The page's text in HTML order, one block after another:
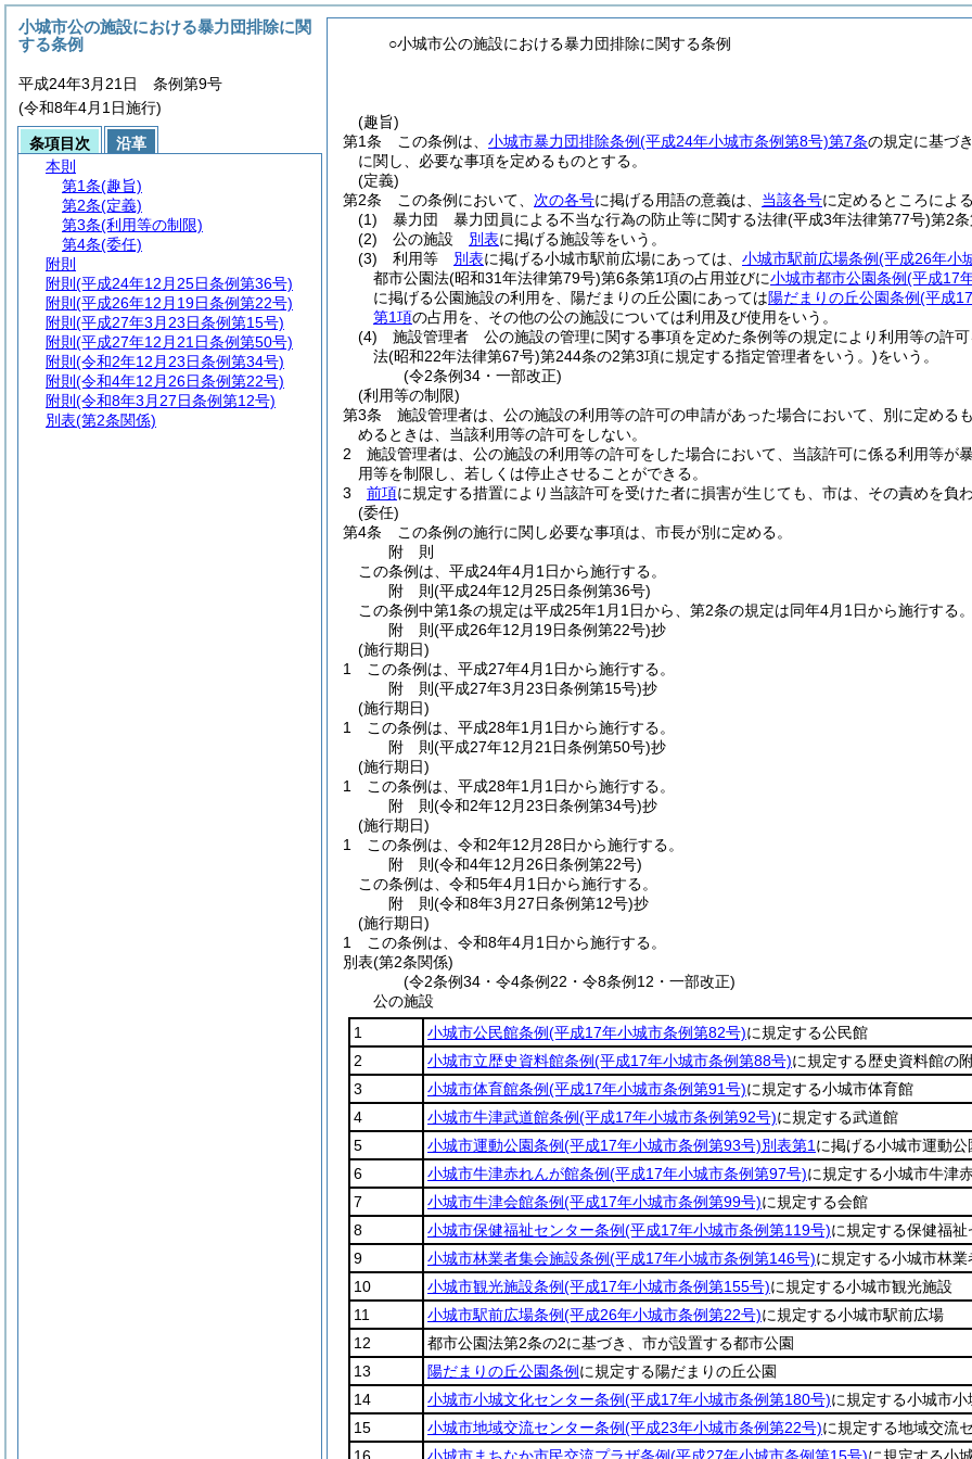
○小城市公の施設における暴力団排除に関する条例
(趣旨)
第1条
この条例は、 小城市暴力団排除条例(平成24年小城市条例第8号)第7条の規定に基づ
に関し、必要な事項を定めるものとする。
(定義)
第2条
この条例において、 次の各号に掲げる用語の意義は、 当該各号に定めるところによる
(1)
暴力団 暴力団員による不当な行為の防止等に関する法律(平成3年法律第77号)第2条
(2)
公の施設 別表に掲げる施設等をいう。
(3)
利用等 別表に掲げる小城市駅前広場にあっては、 小城市駅前広場条例(平成26年小
都市公園法(昭和31年法律第79号)第6条第1項の占用並びに小城市都市公園条例(平成17
に掲げる公園施設の利用を、陽だまりの丘公園にあっては陽だまりの丘公園条例(平成
第1項の占用を、その他の公の施設については利用及び使用をいう。
(4)
施設管理者 公の施設の管理に関する事項を定めた条例等の規定により利用等の許
法(昭和22年法律第67号)第244条の2第3項に規定する指定管理者をいう。)をいう。
(令2条例34・一部改正)
(利用等の制限)
第3条
施設管理者は、公の施設の利用等の許可の申請があった場合において、別に定め
めるときは、当該利用等の許可をしない。
2
施設管理者は、公の施設の利用等の許可をした場合において、当該許可に係る利用等が
用等を制限し、若しくは停止させることができる。
3
前項に規定する措置により当該許可を受けた者に損害が生じても、市は、その責めを負わ
(委任)
第4条
この条例の施行に関し必要な事項は、市長が別に定める。
附 則
この条例は、平成24年4月1日から施行する。
附 則(平成24年12月25日条例第36号)
この条例中第1条の規定は平成25年1月1日から、第2条の規定は同年4月1日から施行する。
附 則(平成26年12月19日条例第22号)抄
(施行期日)
1
この条例は、平成27年4月1日から施行する。
附 則(平成27年3月23日条例第15号)抄
(施行期日)
1
この条例は、平成28年1月1日から施行する。
附 則(平成27年12月21日条例第50号)抄
(施行期日)
1
この条例は、平成28年1月1日から施行する。
附 則(令和2年12月23日条例第34号)抄
(施行期日)
1
この条例は、令和2年12月28日から施行する。
附 則(令和4年12月26日条例第22号)
この条例は、令和5年4月1日から施行する。
附 則(令和8年3月27日条例第12号)抄
(施行期日)
1
この条例は、令和8年4月1日から施行する。
別表(第2条関係)
(令2条例34・令4条例22・令8条例12・一部改正)
公の施設
1
小城市公民館条例(平成17年小城市条例第82号)に規定する公民館
2
小城市立歴史資料館条例(平成17年小城市条例第88号)に規定する歴史資料館の
3
小城市体育館条例(平成17年小城市条例第91号)に規定する小城市体育館
4
小城市牛津武道館条例(平成17年小城市条例第92号)に規定する武道館
5
小城市運動公園条例(平成17年小城市条例第93号)別表第1 に掲げる小城市運動公
6
小城市牛津赤れんが館条例(平成17年小城市条例第97号)に規定する小城市牛津
7
小城市牛津会館条例(平成17年小城市条例第99号)に規定する会館
8
小城市保健福祉センター条例(平成17年小城市条例第119号)に規定する保健福祉
9
小城市林業者集会施設条例(平成17年小城市条例第146号)に規定する小城市林業
10
小城市観光施設条例(平成17年小城市条例第155号)に規定する小城市観光施設
11
小城市駅前広場条例(平成26年小城市条例第22号)に規定する小城市駅前広場
12
都市公園法第2条の2に基づき、市が設置する都市公園
13
陽だまりの丘公園条例 に規定する陽だまりの丘公園
14
小城市小城文化センター条例(平成17年小城市条例第180号)に規定する小城市
15
小城市地域交流センター条例(平成23年小城市条例第22号)に規定する地域交流
小城市公の施設における暴力団排除に関
する条例
平成24年3月21日 条例第9号
(令和8年4月1日施行)
条項目次
沿革
本則
第1条(趣旨)
第2条(定義)
第3条(利用等の制限)
第4条(委任)
附則
附則 (平成24年12月25日条例第36号)
附則 (平成26年12月19日条例第22号)
附則 (平成27年3月23日条例第15号)
附則 (平成27年12月21日条例第50号)
附則 (令和2年12月23日条例第34号)
附則 (令和4年12月26日条例第22号)
附則 (令和8年3月27日条例第12号)
別表(第2条関係)